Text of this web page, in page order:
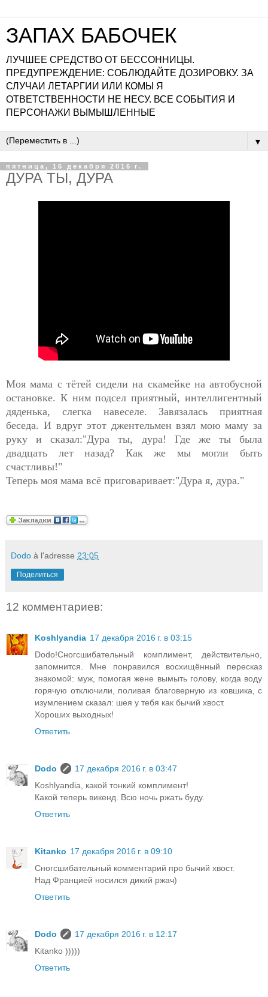
ЗАПАХ БАБОЧЕК
ЛУЧШЕЕ СРЕДСТВО ОТ БЕССОННИЦЫ.
ПРЕДУПРЕЖДЕНИЕ: СОБЛЮДАЙТЕ ДОЗИРОВКУ. ЗА
СЛУЧАИ ЛЕТАРГИИ ИЛИ КОМЫ Я
ОТВЕТСТВЕННОСТИ НЕ НЕСУ. ВСЕ СОБЫТИЯ И
ПЕРСОНАЖИ ВЫМЫШЛЕННЫЕ
▼
пятница, 16 декабря 2016 г.
ДУРА ТЫ, ДУРА
Моя мама с тётей сидели на скамейке на автобусной
остановке. К ним подсел приятный, интеллигентный
дяденька, слегка навеселе. Завязалась приятная
беседа. И вдруг этот джентельмен взял мою маму за
руку и сказал:"Дура ты, дура! Где же ты была
двадцать лет назад? Как же мы могли быть
счастливы!"
Теперь моя мама всё приговаривает:"Дура я, дура."
Dodo à l'adresse 23:05
Поделиться
12 комментариев:
Koshlyandia 17 декабря 2016 г. в 03:15
Dodo!Сногсшибательный комплимент, действительно,
запомнится. Мне понравился восхищённый пересказ
знакомой: муж, помогая жене вымыть голову, когда воду
горячую отключили, поливая благоверную из ковшика, с
изумлением сказал: шея у тебя как бычий хвост.
Хороших выходных!
Ответить
Dodo
17 декабря 2016 г. в 03:47
Koshlyandia, какой тонкий комплимент!
Какой теперь викенд. Всю ночь ржать буду.
Ответить
Kitanko 17 декабря 2016 г. в 09:10
Сногсшибательный комментарий про бычий хвост.
Над Францией носился дикий ржач)
Ответить
Dodo
17 декабря 2016 г. в 12:17
Kitanko )))))
Ответить